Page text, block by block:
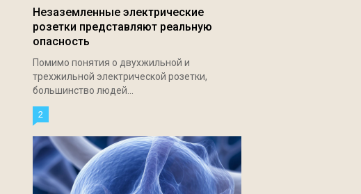
Незаземленные электрические
розетки представляют реальную
опасность
Помимо понятия о двухжильной и
трехжильной электрической розетки,
большинство людей...
2